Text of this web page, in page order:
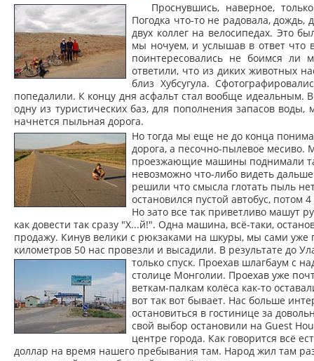
Проснувшись, наверное,
Погодка что-то не радовала,
двух коллег на велосипедах. Это
мы ночуем, и услышав в ответ что
поинтересовались не боимся
ответили, что из диких животных
близ Хубсугула.
попедалили. К концу дня асфальт стал вообще идеальным.
одну из туристических баз, для пополнения запасов
начнется пыльная дорога.
Но тогда мы еще не до конца
дорога, а песочно-пылевое месиво.
проезжающие машины поднимали
невозможно что-либо видеть
решили что смысла глотать пыль
остановился пустой автобус, потом
Но зато все так приветливо машут
как довести так сразу "Х...й!". Одна машина, всё-таки,
продажу. Кинув велики с рюкзаками на шкуры, мы сами уже
километров 50 нас провезли и высадили. В результате до
только спуск. Проехав шлагбаум с
столице Монголии. Проехав уже
веткам-палкам колёса как-то
вот так вот бывает. Нас больше
остановиться в гостинице за
свой выбор остановили на Guest
центре города. Как говорится всё
доллар на время нашего пребывания там. Народ жил там